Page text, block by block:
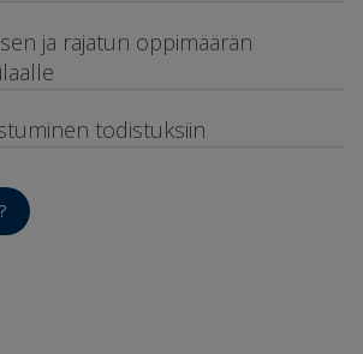
ja rajatun oppimäärän
todistuksiin